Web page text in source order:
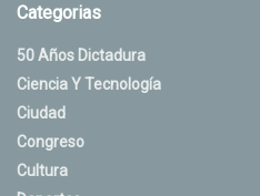
Categorias
50 Años Dictadura
Ciencia Y Tecnología
Ciudad
Congreso
Cultura